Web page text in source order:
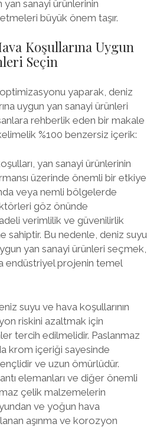
sanayi ürünlerinin
etmeleri büyük önem taşır.
Koşullarına Uygun
Seçin
yaparak, deniz
uygun yan sanayi ürünleri
rehberlik eden bir makale
%100 benzersiz içerik:
yan sanayi ürünlerinin
üzerinde önemli bir etkiye
veya nemli bölgelerde
göz önünde
verimlilik ve güvenilirlik
sahiptir. Bu nedenle, deniz suyu
yan sanayi ürünleri seçmek,
endüstriyel projenin temel
suyu ve hava koşullarının
riskini azaltmak için
tercih edilmelidir. Paslanmaz
krom içeriği sayesinde
ve uzun ömürlüdür.
elemanları ve diğer önemli
çelik malzemelerin
ve yoğun hava
aşınma ve korozyon